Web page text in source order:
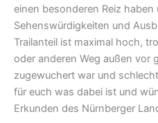
einen besonderen Reiz haben
Sehenswürdigkeiten und
Trailanteil ist maximal hoch,
oder anderen Weg außen vor
zugewuchert war und
für euch was dabei ist und
Erkunden des Nürnberger